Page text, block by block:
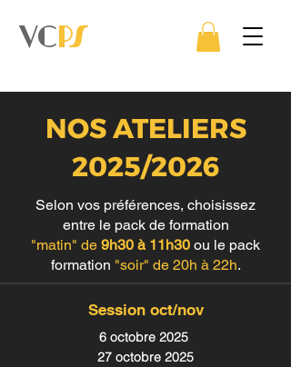
VCPS
NOS ATELIERS
2025/2026
Selon vos préférences, choisissez
entre le pack de formation
"matin" de 9h30 à 11h30 ou le pack
formation "soir" de 20h à 22h.
Session oct/nov
6 octobre 2025
27 octobre 2025